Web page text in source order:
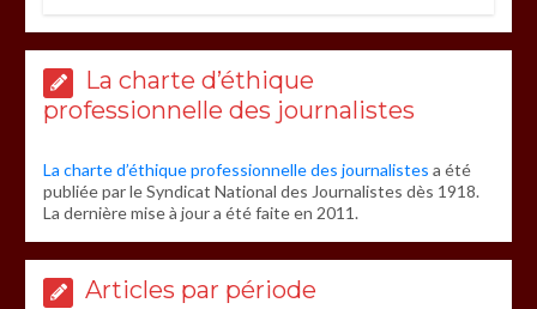
La charte d’éthique
professionnelle des journalistes
La charte d’éthique professionnelle des journalistes a été
publiée par le Syndicat National des Journalistes dès 1918.
La dernière mise à jour a été faite en 2011.
Articles par période